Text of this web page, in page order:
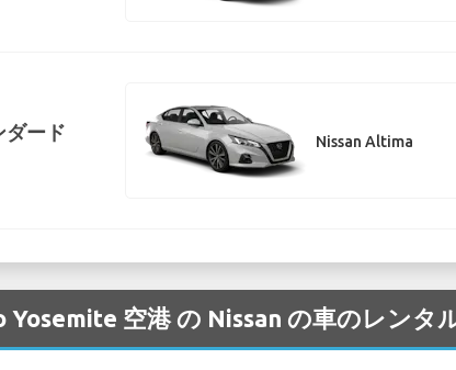
ダード Nissan Altima
Yosemite 空港 の Nissan の車のレン